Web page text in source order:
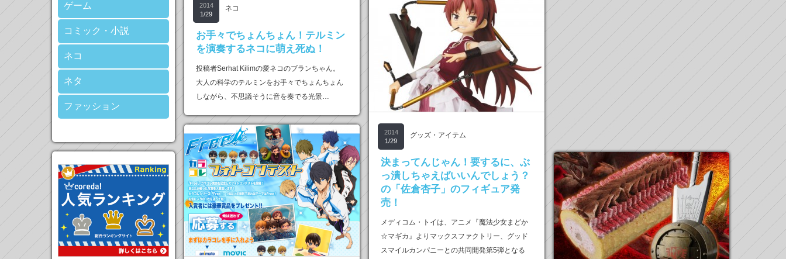
ゲーム
コミック・小説
ネコ
ネタ
ファッション
2014
1/29
ネコ
お手々でちょんちょん！テルミン
を演奏するネコに萌え死ぬ！
投稿者Serhat Kilimの愛ネコのブランちゃん。
大人の科学のテルミンをお手々でちょんちょん
しながら、不思議そうに音を奏でる光景…
2014
1/29
グッズ・アイテム
決まってんじゃん！要するに、ぶ
っ潰しちゃえばいいんでしょう？
の「佐倉杏子」のフィギュア発
売！
メディコム・トイは、アニメ『魔法少女まどか
☆マギカ』よりマックスファクトリー、グッド
スマイルカンパニーとの共同開発第5弾となる